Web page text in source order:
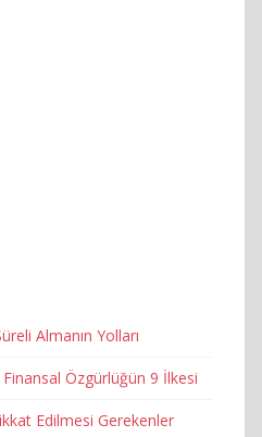
Almanın Yolları
Finansal Özgürlüğün 9 İlkesi
Edilmesi Gerekenler